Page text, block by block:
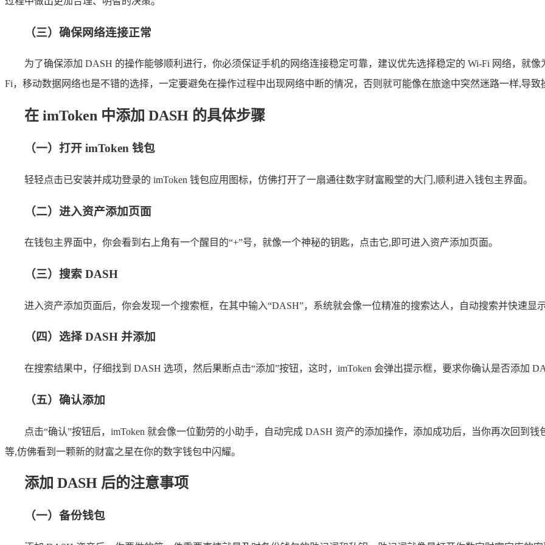
（三）确保网络连接正常
为了确保添加 DASH 的操作能够顺利进行，你必须保证手机的网络连接稳定可靠，建议优先选择稳定的 Wi-Fi 网络，就
Fi，移动数据网络也是不错的选择，一定要避免在操作过程中出现网络中断的情况，否则就可能像在旅途中突然迷路一样,导致
在 imToken 中添加 DASH 的具体步骤
（一）打开 imToken 钱包
轻轻点击已安装并成功登录的 imToken 钱包应用图标，仿佛打开了一扇通往数字财富殿堂的大门,顺利进入钱包主界面。
（二）进入资产添加页面
在钱包主界面中，你会看到右上角有一个醒目的“+”号，就像一个神秘的钥匙，点击它,即可进入资产添加页面。
（三）搜索 DASH
进入资产添加页面后，你会发现一个搜索框，在其中输入“DASH”，系统就会像一位精准的搜索达人，自动搜索并快速显
（四）选择 DASH 并添加
在搜索结果中，仔细找到 DASH 选项，然后果断点击“添加”按钮，这时，imToken 会弹出提示框，要求你确认是否添加
（五）确认添加
点击“确认”按钮后，imToken 就会像一位勤劳的小助手，自动完成 DASH 资产的添加操作，添加成功后，当你再次回到
等,仿佛看到一颗新的财富之星在你的数字钱包中闪耀。
添加 DASH 后的注意事项
（一）备份钱包